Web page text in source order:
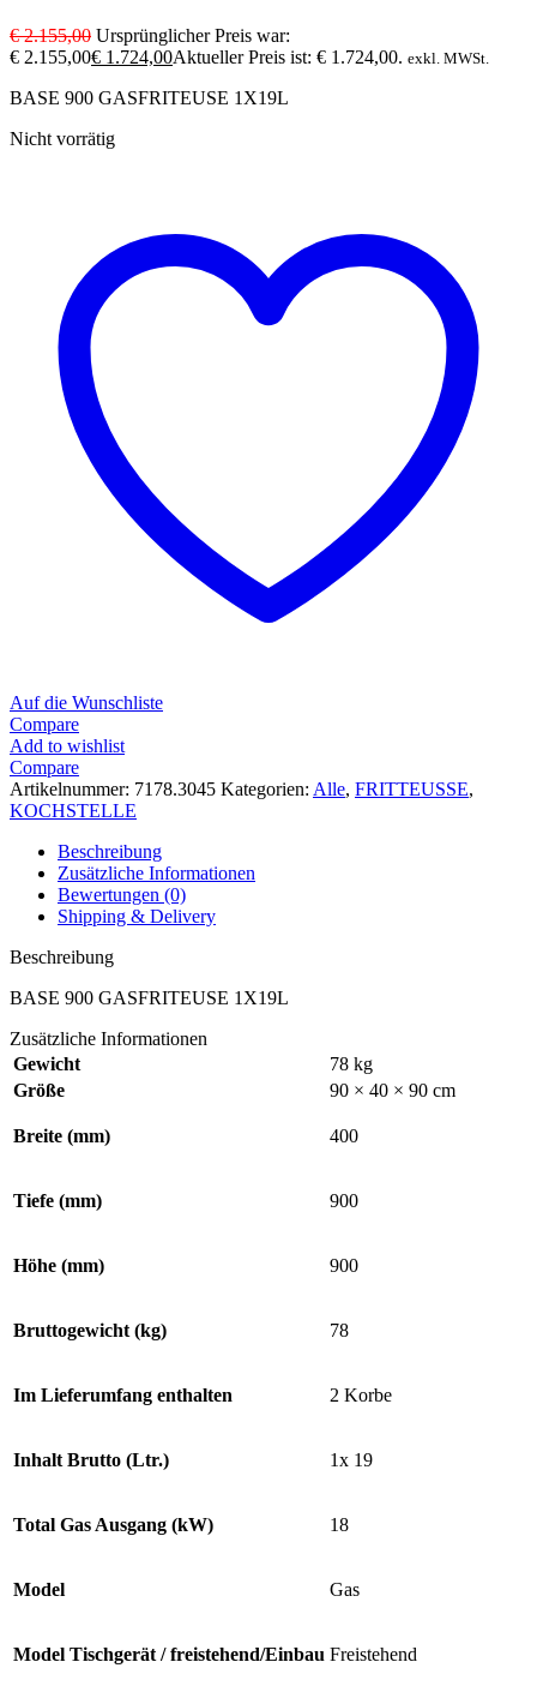
€2.155,00 Ursprünglicher Preis war:
€ 2.155,00€ 1.724,00Aktueller Preis ist: € 1.724,00. exkl. MWSt.
BASE 900 GASFRITEUSE 1X19L
Nicht vorrätig
Auf die Wunschliste
Compare
Add to wishlist
Compare
Artikelnummer: 7178.3045 Kategorien: Alle, FRITTEUSSE,
KOCHSTELLE
Beschreibung
Zusätzliche Informationen
Bewertungen (0)
Shipping & Delivery
Beschreibung
BASE 900 GASFRITEUSE 1X19L
Zusätzliche Informationen
Gewicht
78 kg
Größe
90 × 40 × 90 cm
Breite (mm) 400
Tiefe (mm) 900
Höhe (mm) 900
Bruttogewicht (kg) 78
Im Lieferumfang enthalten 2 Korbe
Inhalt Brutto (Ltr.) 1x 19
Total Gas Ausgang (kW) 18
Model Gas
Model Tischgerät / freistehend/Einbau Freistehend